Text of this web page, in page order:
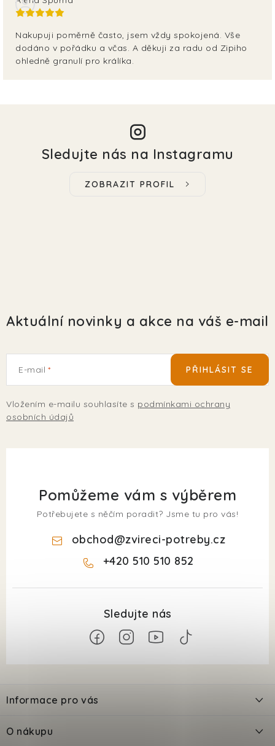
Nakupuji poměrně často, jsem vždy spokojená. Vše
dodáno v pořádku a včas. A děkuji za radu od Zipiho
ohledně granulí pro králíka.
Sledujte nás na Instagramu
ZOBRAZIT PROFIL
Aktuální novinky a akce na váš e-mail
E-mail
Vložením e-mailu souhlasíte s podmínkami ochrany
osobních údajů
PŘIHLÁSIT SE
Pomůžeme vám s výběrem
Potřebujete s něčím poradit? Jsme tu pro vás!
obchod@zvireci-potreby.cz
+420 510 510 852
p
a
Informace pro vás
O nákupu